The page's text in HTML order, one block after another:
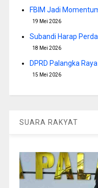
FBIM Jadi
19 Mei 2026
Subandi Harap
18 Mei 2026
DPRD Palangka
15 Mei 2026
SUARA RAKYAT